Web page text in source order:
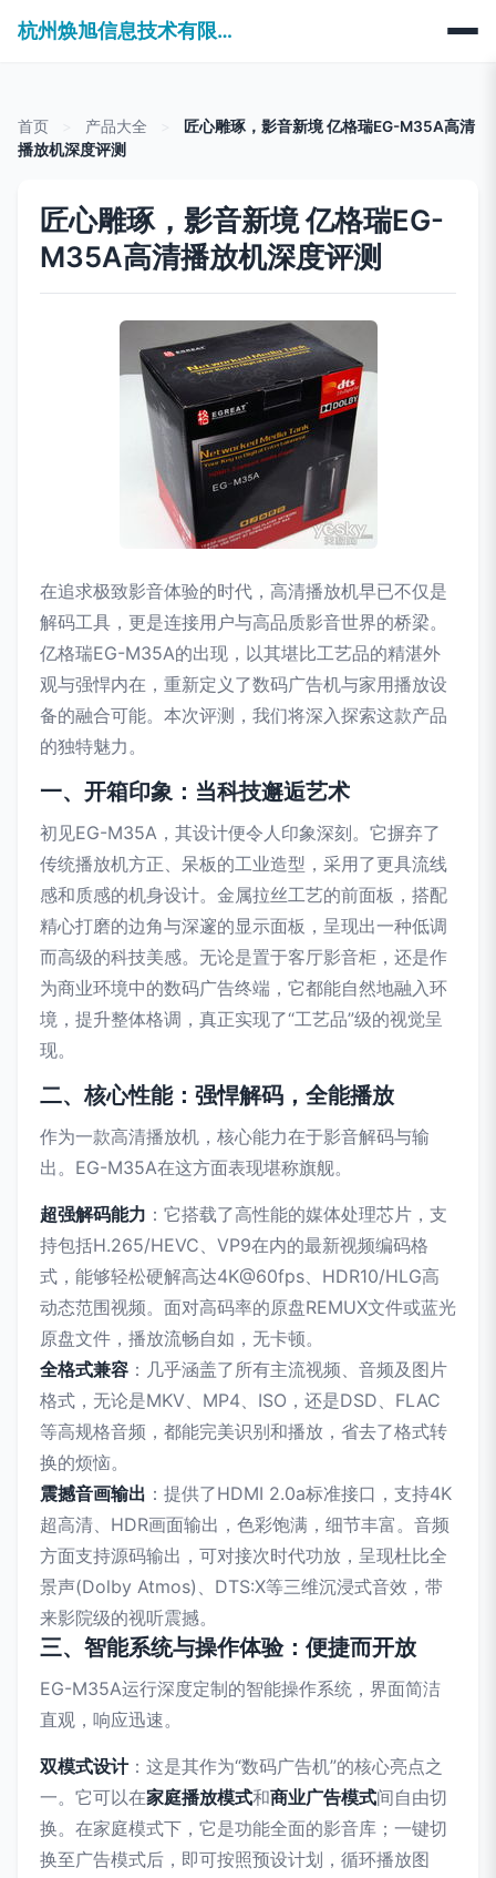
杭州焕旭信息技术有限公司
首页 产品大全
匠心雕琢，影音新境 亿格瑞EG-M35A高清
播放机深度评测
匠心雕琢，影音新境 亿格瑞EG-
M35A高清播放机深度评测
在追求极致影音体验的时代，高清播放机早已不仅是
解码工具，更是连接用户与高品质影音世界的桥梁。
亿格瑞EG-M35A的出现，以其堪比工艺品的精湛外
观与强悍内在，重新定义了数码广告机与家用播放设
备的融合可能。本次评测，我们将深入探索这款产品
的独特魅力。
一、开箱印象：当科技邂逅艺术
初见EG-M35A，其设计便令人印象深刻。它摒弃了
传统播放机方正、呆板的工业造型，采用了更具流线
感和质感的机身设计。金属拉丝工艺的前面板，搭配
精心打磨的边角与深邃的显示面板，呈现出一种低调
而高级的科技美感。无论是置于客厅影音柜，还是作
为商业环境中的数码广告终端，它都能自然地融入环
境，提升整体格调，真正实现了“工艺品”级的视觉呈
现。
二、核心性能：强悍解码，全能播放
作为一款高清播放机，核心能力在于影音解码与输
出。EG-M35A在这方面表现堪称旗舰。
超强解码能力 ：它搭载了高性能的媒体处理芯片，支
持包括H.265/HEVC、VP9在内的最新视频编码格
式，能够轻松硬解高达4K@60fps、HDR10/HLG高
动态范围视频。面对高码率的原盘REMUX文件或蓝光
原盘文件，播放流畅自如，无卡顿。
全格式兼容 ：几乎涵盖了所有主流视频、音频及图片
格式，无论是MKV、MP4、ISO，还是DSD、FLAC
等高规格音频，都能完美识别和播放，省去了格式转
换的烦恼。
震撼音画输出 ：提供了HDMI 2.0a标准接口，支持4K
超高清、HDR画面输出，色彩饱满，细节丰富。音频
方面支持源码输出，可对接次时代功放，呈现杜比全
景声(Dolby Atmos)、DTS:X等三维沉浸式音效，带
来影院级的视听震撼。
三、智能系统与操作体验：便捷而开放
EG-M35A运行深度定制的智能操作系统，界面简洁
直观，响应迅速。
双模式设计：这是其作为“数码广告机”的核心亮点之
一。它可以在家庭播放模式和商业广告模式间自由切
换。在家庭模式下，它是功能全面的影音库；一键切
换至广告模式后，即可按照预设计划，循环播放图